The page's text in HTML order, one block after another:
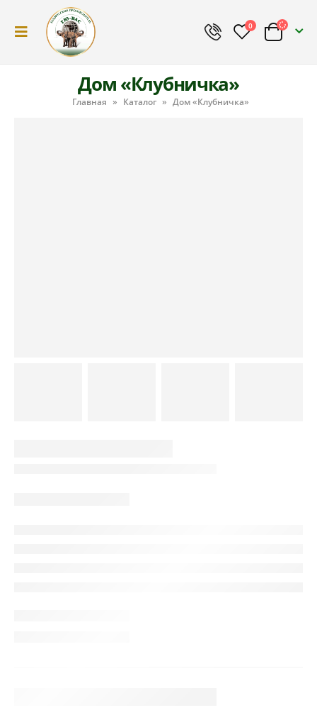
0
Дом «Клубничка»
Главная » Каталог » Дом «Клубничка»